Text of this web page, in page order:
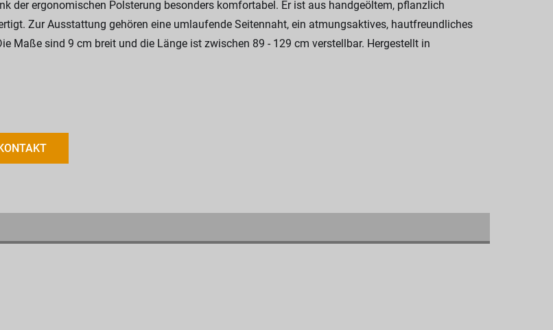
der ergonomischen Polsterung besonders komfortabel. Er ist aus handgeöltem, pflanzlich
Zur Ausstattung gehören eine umlaufende Seitennaht, ein atmungsaktives, hautfreundliches
Maße sind 9 cm breit und die Länge ist zwischen 89 - 129 cm verstellbar. Hergestellt in